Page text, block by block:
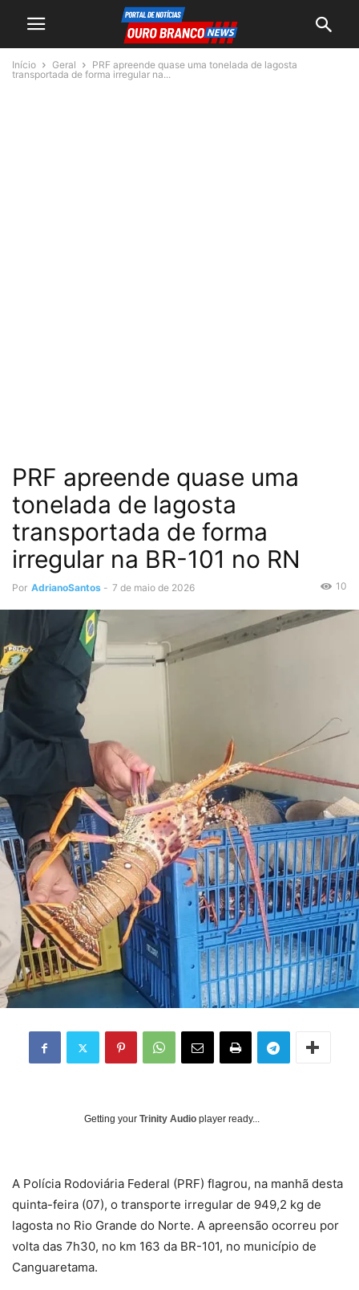
Início Geral
PRF apreende quase uma tonelada de lagosta
transportada de forma irregular na...
PRF apreende quase uma
tonelada de lagosta
transportada de forma
irregular na BR-101 no RN
Por AdrianoSantos - 7 de maio de 2026 10
Getting your Trinity Audio player ready...
A Polícia Rodoviária Federal (PRF) flagrou, na manhã desta
quinta-feira (07), o transporte irregular de 949,2 kg de
lagosta no Rio Grande do Norte. A apreensão ocorreu por
volta das 7h30, no km 163 da BR-101, no município de
Canguaretama.